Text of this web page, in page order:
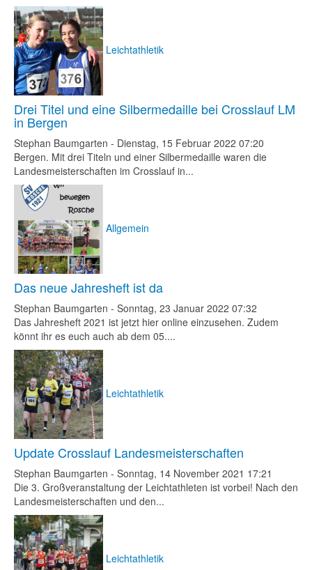
Leichtathletik
Drei Titel und eine Silbermedaille bei Crosslauf LM
in Bergen
Stephan Baumgarten - Dienstag, 15 Februar 2022 07:20
Bergen. Mit drei Titeln und einer Silbermedaille waren die
Landesmeisterschaften im Crosslauf in...
Allgemein
Das neue Jahresheft ist da
Stephan Baumgarten - Sonntag, 23 Januar 2022 07:32
Das Jahresheft 2021 ist jetzt hier online einzusehen. Zudem
könnt ihr es euch auch ab dem 05....
Leichtathletik
Update Crosslauf Landesmeisterschaften
Stephan Baumgarten - Sonntag, 14 November 2021 17:21
Die 3. Großveranstaltung der Leichtathleten ist vorbei! Nach den
Landesmeisterschaften und den...
Leichtathletik